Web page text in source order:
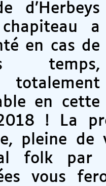
d’Herbeys
a
en cas de
temps,
en cette
! La
pleine
folk par
vous